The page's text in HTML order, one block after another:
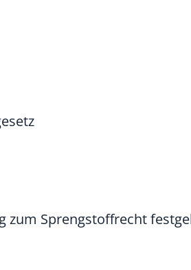
zum Sprengstoffrecht